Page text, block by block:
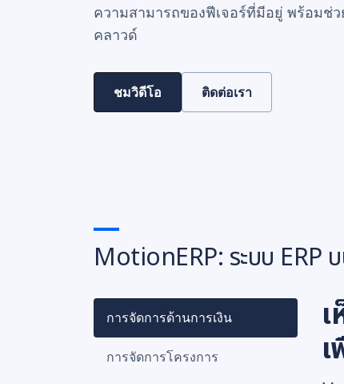
ความสามารถของฟีเจอร์ที่มีอยู่ พร้อมช่
คลาวด์
ชมวิดีโอ ติดต่อเรา
MotionERP: ระบบ ERP
การจัดการด้านการเงิน
การจัดการโครงการ